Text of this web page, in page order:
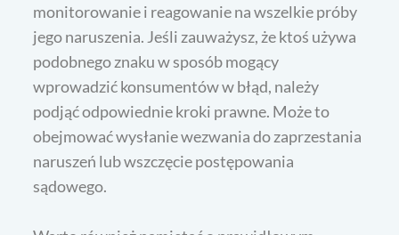
monitorowanie i reagowanie na wszelkie próby
jego naruszenia. Jeśli zauważysz, że ktoś używa
podobnego znaku w sposób mogący
wprowadzić konsumentów w błąd, należy
podjąć odpowiednie kroki prawne. Może to
obejmować wysłanie wezwania do zaprzestania
naruszeń lub wszczęcie postępowania
sądowego.